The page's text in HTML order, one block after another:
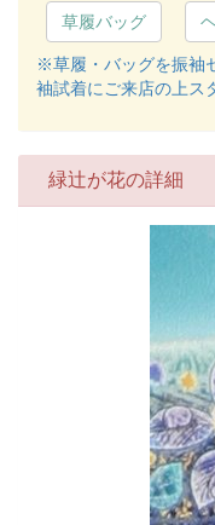
草履バッグ
※草履・バッグを振袖
袖試着にご来店の上ス
緑辻が花の詳細